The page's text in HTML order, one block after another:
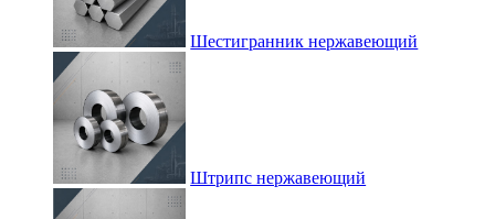
Шестигранник нержавеющий
Штрипс нержавеющий